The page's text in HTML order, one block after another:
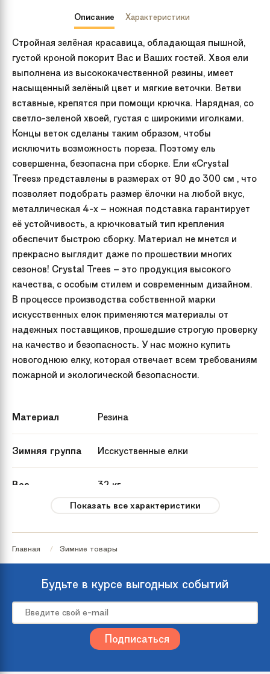
Описание Характеристики
Стройная зелёная красавица, обладающая пышной,
густой кроной покорит Вас и Ваших гостей. Хвоя ели
выполнена из высококачественной резины, имеет
насыщенный зелёный цвет и мягкие веточки. Ветви
вставные, крепятся при помощи крючка. Нарядная, со
светло-зеленой хвоей, густая с широкими иголками.
Концы веток сделаны таким образом, чтобы
исключить возможность пореза. Поэтому ель
совершенна, безопасна при сборке. Ели «Crystal
Trees» представлены в размерах от 90 до 300 см , что
позволяет подобрать размер ёлочки на любой вкус,
металлическая 4-х – ножная подставка гарантирует
её устойчивость, а крючковатый тип крепления
обеспечит быстрою сборку. Материал не мнется и
прекрасно выглядит даже по прошествии многих
сезонов! Crystal Trees – это продукция высокого
качества, с особым стилем и современным дизайном.
В процессе производства собственной марки
искусственных елок применяются материалы от
надежных поставщиков, прошедшие строгую проверку
на качество и безопасность. У нас можно купить
новогоднюю елку, которая отвечает всем требованиям
пожарной и экологической безопасности.
Материал Резина
Зимняя группа Исскуственные елки
Вес 32 кг
производителя
Страна
происхождения
Россия
Размер 270
Зеленый
Показать все характеристики
Главная Зимние товары
Будьте в курсе выгодных событий